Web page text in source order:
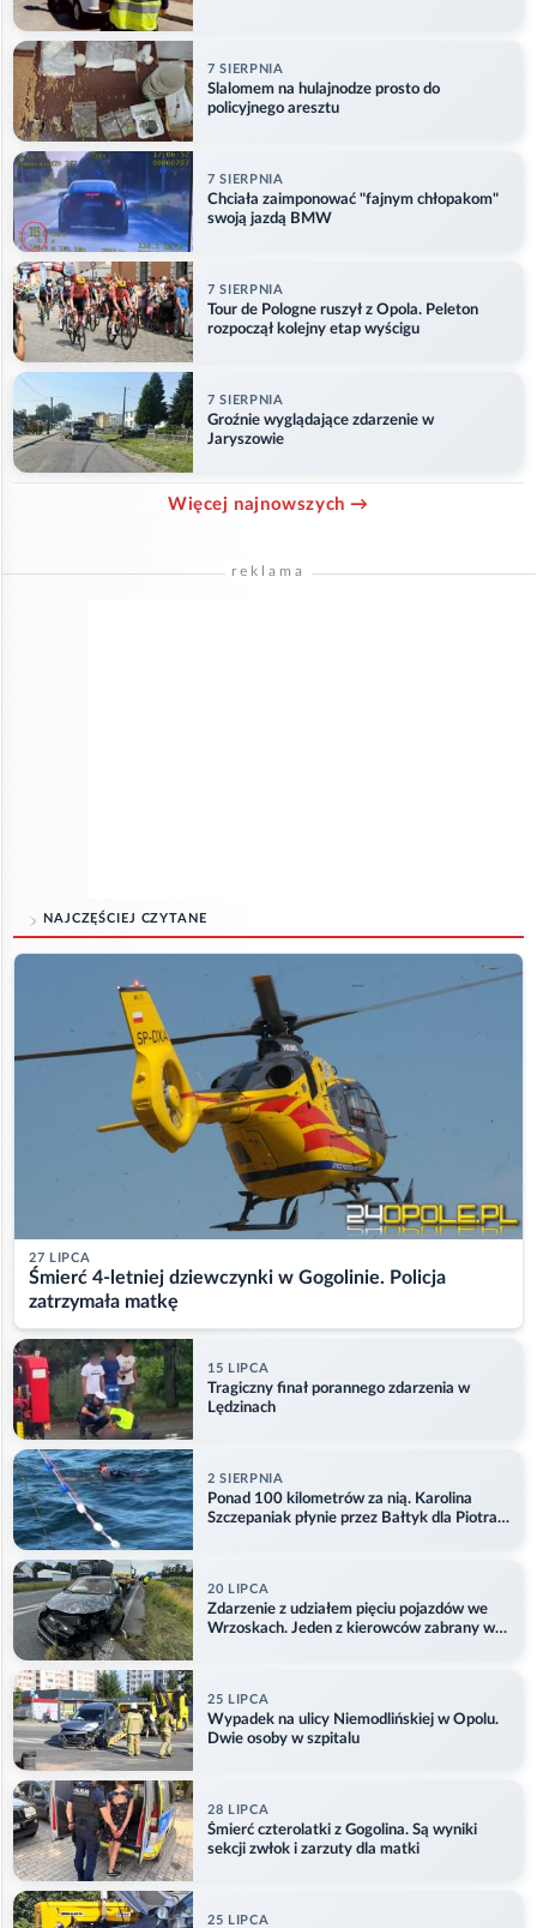
7 SIERPNIA
Slalomem na hulajnodze prosto do
policyjnego aresztu
7 SIERPNIA
Chciała zaimponować "fajnym chłopakom"
swoją jazdą BMW
7 SIERPNIA
Tour de Pologne ruszył z Opola. Peleton
rozpoczął kolejny etap wyścigu
7 SIERPNIA
Groźnie wyglądające zdarzenie w
Jaryszowie
Więcej najnowszych →
reklama
NAJCZĘŚCIEJ CZYTANE
27 LIPCA
Śmierć 4-letniej dziewczynki w Gogolinie. Policja
zatrzymała matkę
15 LIPCA
Tragiczny finał porannego zdarzenia w
Lędzinach
2 SIERPNIA
Ponad 100 kilometrów za nią. Karolina
Szczepaniak płynie przez Bałtyk dla Piotra.
20 LIPCA
Zdarzenie z udziałem pięciu pojazdów we
Wrzoskach. Jeden z kierowców zabrany w
25 LIPCA
Wypadek na ulicy Niemodlińskiej w Opolu.
Dwie osoby w szpitalu
28 LIPCA
Śmierć czterolatki z Gogolina. Są wyniki
sekcji zwłok i zarzuty dla matki
25 LIPCA